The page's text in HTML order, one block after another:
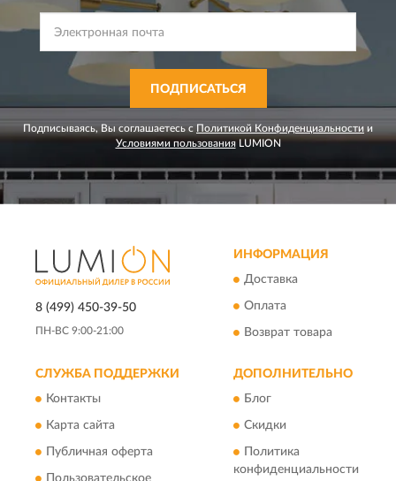
ПОДПИСАТЬСЯ
Подписываясь, Вы соглашаетесь сПолитикой Конфиденциальности и
Условиями пользованияLUMION
8 (499) 450-39-50
ПН-ВС 9:00-21:00
ИНФОРМАЦИЯ
Доставка
Оплата
Возврат товара
СЛУЖБА ПОДДЕРЖКИ
Контакты
Карта сайта
Публичная оферта
ДОПОЛНИТЕЛЬНО
Блог
Скидки
Политика
конфиденциальности